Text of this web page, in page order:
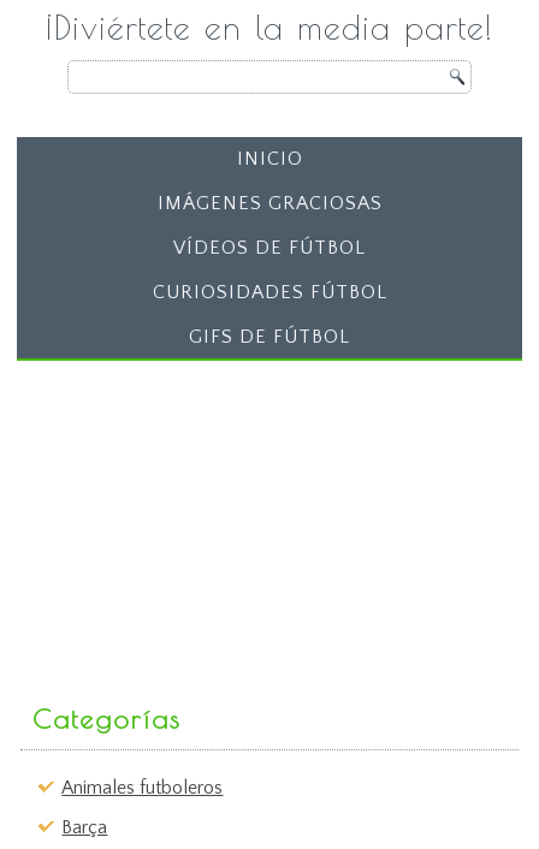
¡Diviértete en la media parte!
INICIO
IMÁGENES GRACIOSAS
VÍDEOS DE FÚTBOL
CURIOSIDADES FÚTBOL
GIFS DE FÚTBOL
Categorías
Animales futboleros
Barça